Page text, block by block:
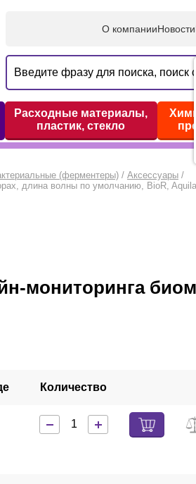
О компанииНовости
Расходные материалы,
пластик, стекло
(ферментеры) / Аксессуары /
длина волны по умолчанию, BioR,
мониторинга
Количество